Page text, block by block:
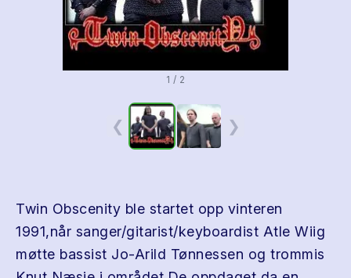
1 / 2
❮ ❯
Twin Obscenity ble startet opp vinteren
1991,når sanger/gitarist/keyboardist Atle Wiig
møtte bassist Jo-Arild Tønnessen og trommis